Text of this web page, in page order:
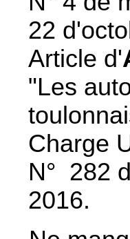
22
Article d'
"Les
Charge
N° 282
2016.